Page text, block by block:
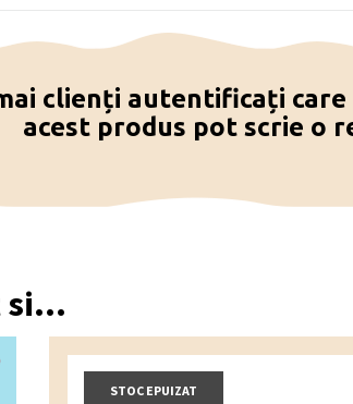
clienți autentificați care
acest produs pot scrie o
si...
STOC EPUIZAT